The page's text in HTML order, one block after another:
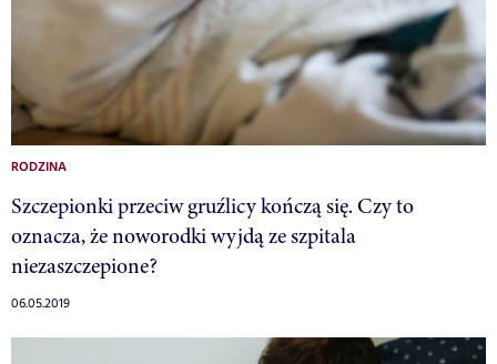
RODZINA
Szczepionki przeciw gruźlicy kończą się. Czy to
oznacza, że noworodki wyjdą ze szpitala
niezaszczepione?
06.05.2019